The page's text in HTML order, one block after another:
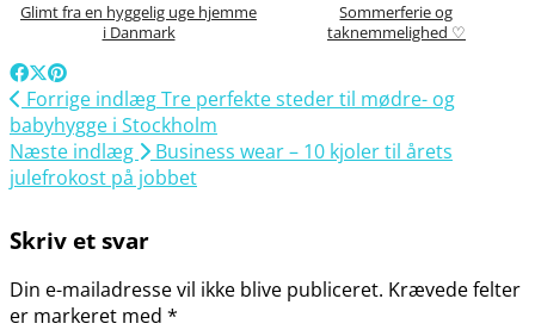
Glimt fra en hyggelig uge hjemme
i Danmark
Sommerferie og
taknemmelighed ♡
Forrige indlægTre perfekte steder til mødre- og
babyhygge i Stockholm
Næste indlæg
Business wear – 10 kjoler til årets
julefrokost på jobbet
Skriv et svar
Din e-mailadresse vil ikke blive publiceret. Krævede felter
er markeret med *